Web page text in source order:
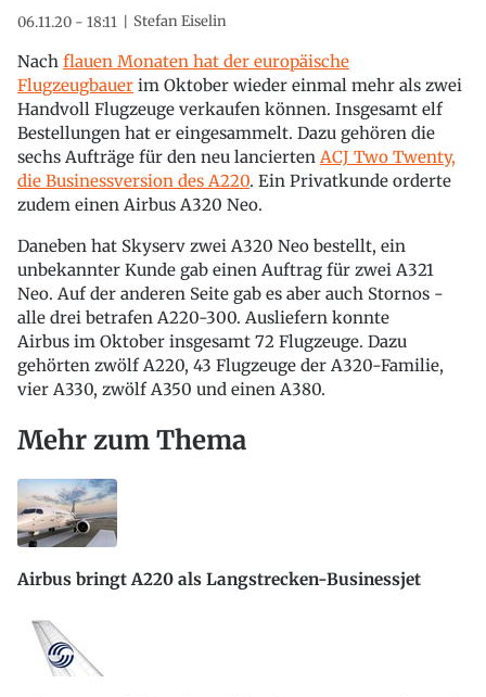
06.11.20 - 18:11 Stefan Eiselin
Nach flauen Monaten hat der europäische
Flugzeugbauer im Oktober wieder einmal mehr als zwei
Handvoll Flugzeuge verkaufen können. Insgesamt elf
Bestellungen hat er eingesammelt. Dazu gehören die
sechs Aufträge für den neu lancierten ACJ Two Twenty,
die Businessversion des A220. Ein Privatkunde orderte
zudem einen Airbus A320 Neo.
Daneben hat Skyserv zwei A320 Neo bestellt, ein
unbekannter Kunde gab einen Auftrag für zwei A321
Neo. Auf der anderen Seite gab es aber auch Stornos -
alle drei betrafen A220-300. Ausliefern konnte
Airbus im Oktober insgesamt 72 Flugzeuge. Dazu
gehörten zwölf A220, 43 Flugzeuge der A320-Familie,
vier A330, zwölf A350 und einen A380.
Mehr zum Thema
Airbus bringt A220 als Langstrecken-Businessjet